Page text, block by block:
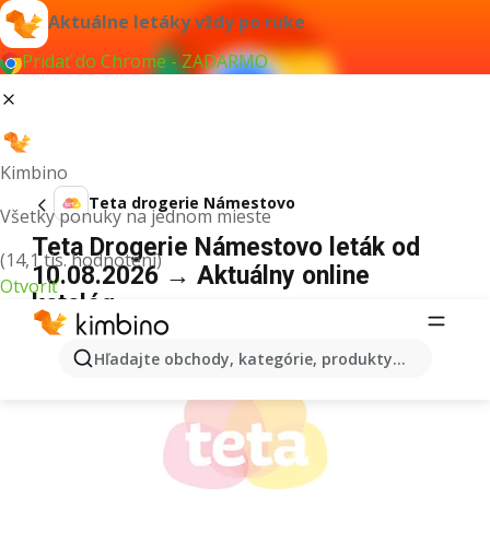
Aktuálne letáky vždy po ruke
Pridať do Chrome - ZADARMO
Kimbino
Všetky ponuky na jednom mieste
(14,1 tis. hodnotení)
Otvoriť
Hľadajte obchody, kategórie, produkty...
Teta drogerie Námestovo
Teta Drogerie Námestovo leták od
10.08.2026 → Aktuálny online
katalóg